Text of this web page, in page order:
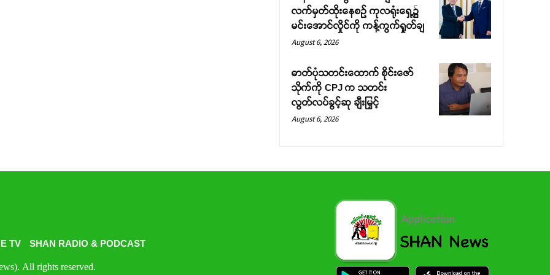
လက်မှတ်ထိုးနေစဉ် ကုလရုံးရှေ့၌
မင်းအောင်လှိုင်ကို ကန့်ကွက်ရှုတ်ချ
August 6, 2026
ဓာတ်ပုံသတင်းထောက် စိုင်းဇော်
သိုက်ကို CPJ က သတင်း
လွတ်လပ်ခွင့်ဆု ချီးမြှင့်
August 6, 2026
TV SHAN RADIO & PODCAST
All rights reserved.